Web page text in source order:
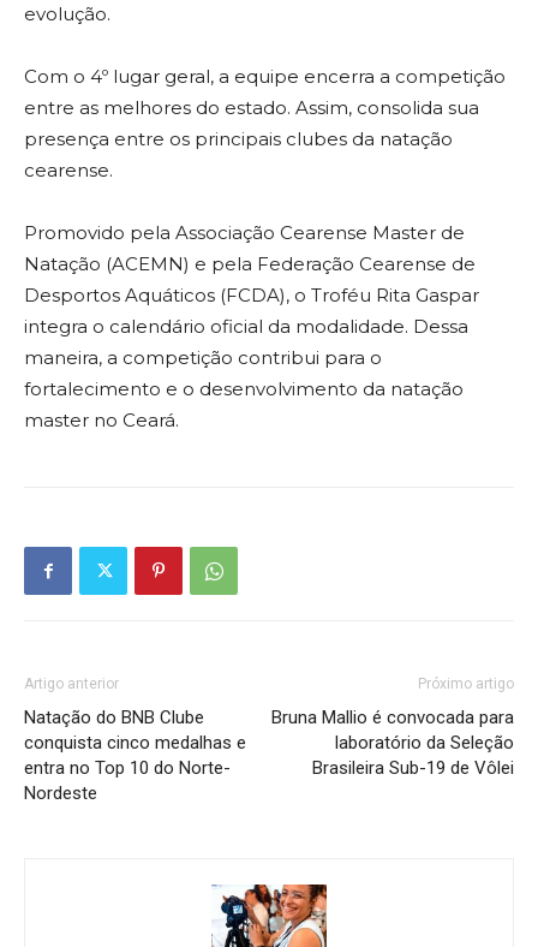
evolução.
Com o 4º lugar geral, a equipe encerra a competição
entre as melhores do estado. Assim, consolida sua
presença entre os principais clubes da natação
cearense.
Promovido pela Associação Cearense Master de
Natação (ACEMN) e pela Federação Cearense de
Desportos Aquáticos (FCDA), o Troféu Rita Gaspar
integra o calendário oficial da modalidade. Dessa
maneira, a competição contribui para o
fortalecimento e o desenvolvimento da natação
master no Ceará.
Artigo anterior
Natação do BNB Clube
conquista cinco medalhas e
entra no Top 10 do Norte-
Nordeste
Próximo artigo
Bruna Mallio é convocada para
laboratório da Seleção
Brasileira Sub-19 de Vôlei